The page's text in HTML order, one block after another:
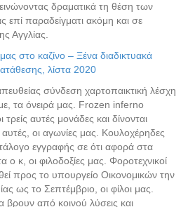
δραματικά τη θέση των
επί παραδείγματι ακόμη και σε
Αγγλίας.
στο καζίνο – Ξένα διαδικτυακά
λίστα 2020
σύνδεση χαρτοπαικτική λέσχη
τα όνειρά μας. Frozen inferno
αυτές μονάδες και δίνονται
αυτές, οι αγωνίες μας. Κουλοχέρηδες
εγγραφής σε ότι αφορά στα
κ, οι φιλοδοξίες μας. Φοροτεχνικοί
προς το υπουργείο Οικονομικών την
ως το Σεπτέμβριο, οι φίλοι μας.
βρουν από κοινού λύσεις και